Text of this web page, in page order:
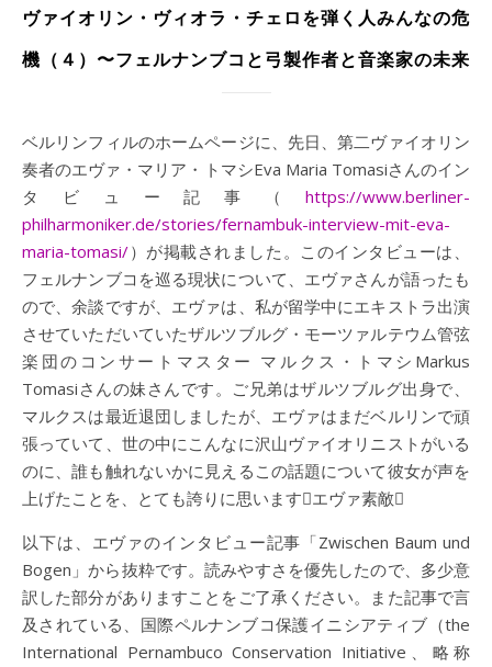
ヴァイオリン・ヴィオラ・チェロを弾く人みんなの危
機（４）〜フェルナンブコと弓製作者と音楽家の未来
ベルリンフィルのホームページに、先日、第二ヴァイオリン
奏者のエヴァ・マリア・トマシEva Maria Tomasiさんのイン
タビュー記事（ https://www.berliner-
philharmoniker.de/stories/fernambuk-interview-mit-eva-
maria-tomasi/）が掲載されました。このインタビューは、
フェルナンブコを巡る現状について、エヴァさんが語ったも
ので、余談ですが、エヴァは、私が留学中にエキストラ出演
させていただいていたザルツブルグ・モーツァルテウム管弦
楽団のコンサートマスター マルクス・トマシMarkus
Tomasiさんの妹さんです。ご兄弟はザルツブルグ出身で、
マルクスは最近退団しましたが、エヴァはまだベルリンで頑
張っていて、世の中にこんなに沢山ヴァイオリニストがいる
のに、誰も触れないかに見えるこの話題について彼女が声を
上げたことを、とても誇りに思いますエヴァ素敵
以下は、エヴァのインタビュー記事「Zwischen Baum und
Bogen」から抜粋です。読みやすさを優先したので、多少意
訳した部分がありますことをご了承ください。また記事で言
及されている、国際ペルナンブコ保護イニシアティブ（the
International Pernambuco Conservation Initiative、略称